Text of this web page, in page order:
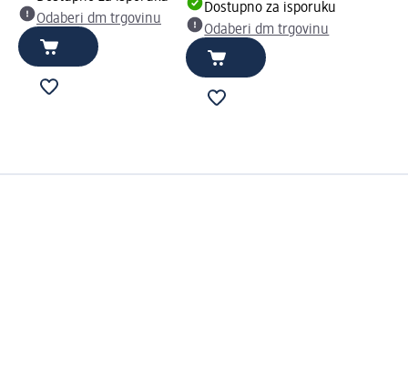
Odaberi dm trgovinu
Dostupno za isporuku
Odaberi dm trgovinu